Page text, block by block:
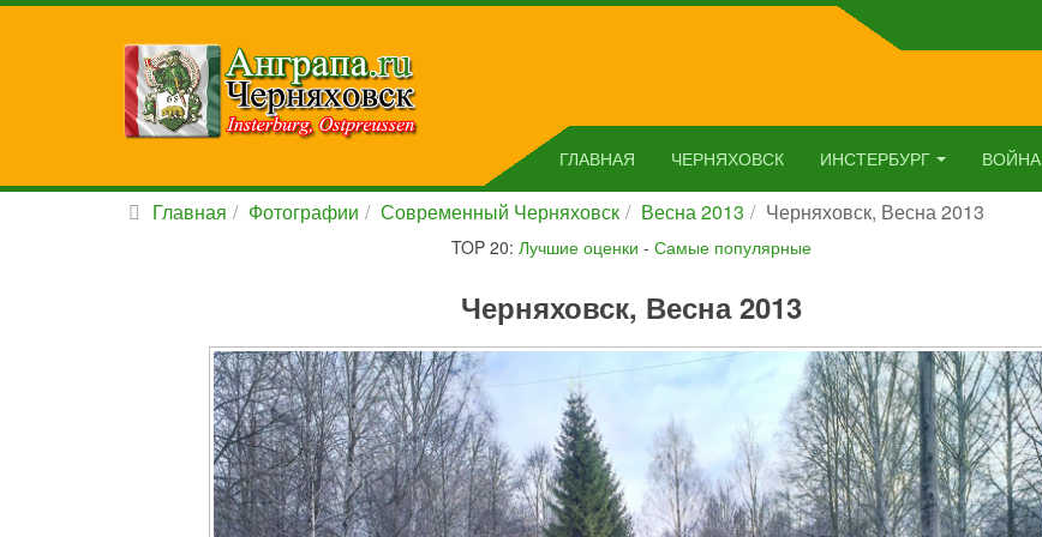
ГЛАВНАЯ ЧЕРНЯХОВСК ИНСТЕРБУРГ ВОЙНА
Главная Фотографии Современный Черняховск Весна 2013 Черняховск, Весна 2013
TOP 20: Лучшие оценки - Самые популярные
Черняховск, Весна 2013